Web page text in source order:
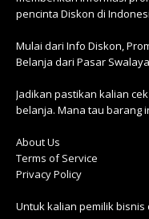
pencinta Diskon di
Mulai dari Info Diskon,
Belanja dari Pasar
Jadikan pastikan kalian cek
belanja. Mana tau barang
About Us
Terms of Service
Privacy Policy
Untuk kalian pemilik